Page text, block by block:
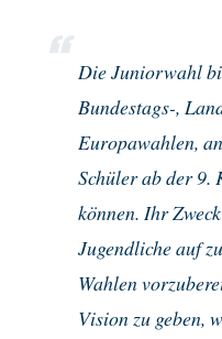
Die Juniorwahl
Bundestags-,
Europawahlen,
Schüler ab der 9.
können. Ihr
Jugendliche auf
Wahlen
Vision zu geben,